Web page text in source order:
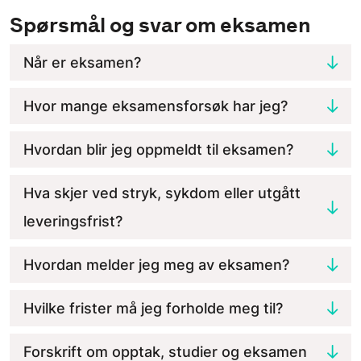
Spørsmål og svar om eksamen
Når er eksamen?
Hvor mange eksamensforsøk har jeg?
Hvordan blir jeg oppmeldt til eksamen?
Hva skjer ved stryk, sykdom eller utgått
leveringsfrist?
Hvordan melder jeg meg av eksamen?
Hvilke frister må jeg forholde meg til?
Forskrift om opptak, studier og eksamen